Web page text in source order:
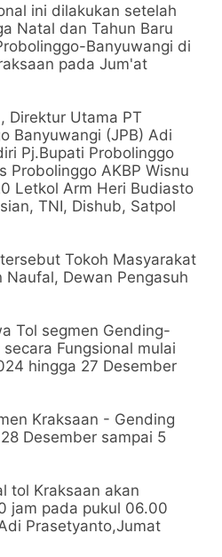
ini dilakukan setelah
Natal dan Tahun Baru
Banyuwangi di
pada Jum'at
Direktur Utama PT
Banyuwangi (JPB) Adi
Pj.Bupati Probolinggo
Probolinggo AKBP Wisnu
Letkol Arm Heri Budiasto
TNI, Dishub, Satpol
Tokoh Masyarakat
Naufal, Dewan Pengasuh
Tol segmen Gending-
Fungsional mulai
hingga 27 Desember
Kraksaan - Gending
Desember sampai 5
tol Kraksaan akan
jam pada pukul 06.00
Prasetyanto,Jumat